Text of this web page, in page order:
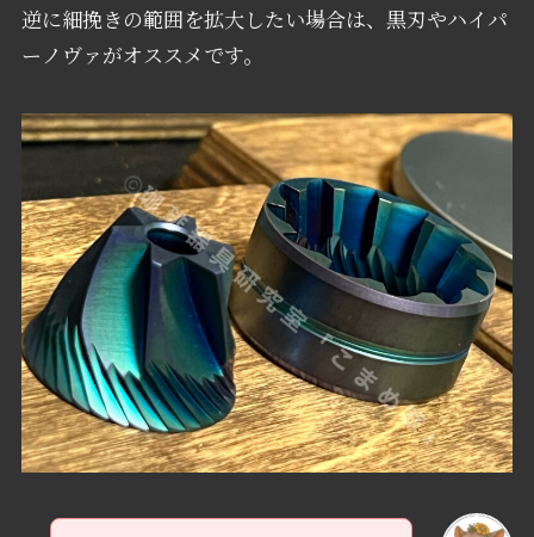
逆に細挽きの範囲を拡大したい場合は、黒刃やハイパ
ーノヴァがオススメです。